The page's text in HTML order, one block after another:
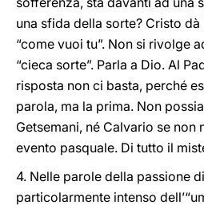
una sfida della sorte? Cristo
“come vuoi tu”. Non si rivolge
“cieca sorte”. Parla a Dio. Al
risposta non ci basta, perché
parola, ma la prima. Non
Getsemani, né Calvario se non
evento pasquale. Di tutto il
4. Nelle parole della passione
particolarmente intenso